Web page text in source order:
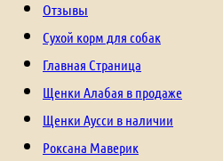
Отзывы
Сухой корм для собак
Главная Страница
Щенки Алабая в продаже
Щенки Аусси в наличии
Роксана Маверик